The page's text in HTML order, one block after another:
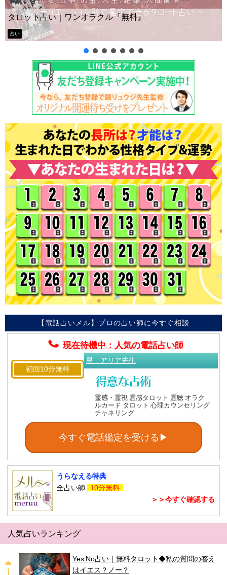
Yes No占い｜無料タロット◆私の質問の答えは
ー？
【電話占いメル】プロの占い師に今すぐ相談
現在待機中：人気の電話占い師
初回10分無料
星 アリア先生
霊感・霊視 霊感タロット 霊聴 オラク
ルカード タロット 心理カウンセリング
チャネリング
今すぐ電話鑑定を受ける▶
うらなえる特典
全占い師
10分無料
＞＞今すぐ確認する
人気占いランキング
Yes No占い｜無料タロット◆私の質問の答え
はイエス？ノー？